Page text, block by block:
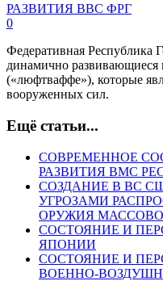
0
Федеративная Республика
динамично
(«люфтваффе»), которые
вооруженных сил.
Ещё статьи...
СОВРЕМЕННОЕ
РАЗВИТИЯ ВМС
СОЗДАНИЕ В ВС
УГРОЗАМИ
ОРУЖИЯ
СОСТОЯНИЕ И
ЯПОНИИ
СОСТОЯНИЕ И
ВОЕННО-